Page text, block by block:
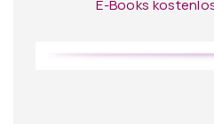
E-Books